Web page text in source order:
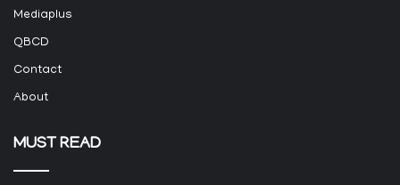
Mediaplus
QBCD
Contact
About
MUST READ